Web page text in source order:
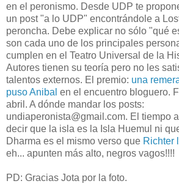
en el peronismo. Desde UDP te
un post "a lo UDP" encontrándole a
peroncha. Debe explicar no sólo "qué
son cada uno de los principales
cumplen en el Teatro Universal de la
Autores tienen su teoría pero no les
talentos externos. El premio: una
puso Anibal en el encuentro bloguero.
abril. A dónde mandar los posts:
undiaperonista@gmail.com. El tiempo
decir que la isla es la Isla Huemul ni
Dharma es el mismo verso que Richter
eh... apunten más alto, negros vagos!!!!
PD: Gracias Jota por la foto.